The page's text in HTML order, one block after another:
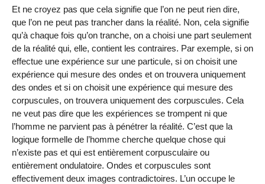
Et ne croyez pas que cela signifie que l’on ne peut rien dire,
que l’on ne peut pas trancher dans la réalité. Non, cela signifie
qu’à chaque fois qu’on tranche, on a choisi une part seulement
de la réalité qui, elle, contient les contraires. Par exemple, si on
effectue une expérience sur une particule, si on choisit une
expérience qui mesure des ondes et on trouvera uniquement
des ondes et si on choisit une expérience qui mesure des
corpuscules, on trouvera uniquement des corpuscules. Cela
ne veut pas dire que les expériences se trompent ni que
l’homme ne parvient pas à pénétrer la réalité. C’est que la
logique formelle de l’homme cherche quelque chose qui
n’existe pas et qui est entièrement corpusculaire ou
entièrement ondulatoire. Ondes et corpuscules sont
effectivement deux images contradictoires. L’un occupe le